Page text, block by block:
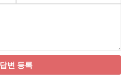
답변 등록